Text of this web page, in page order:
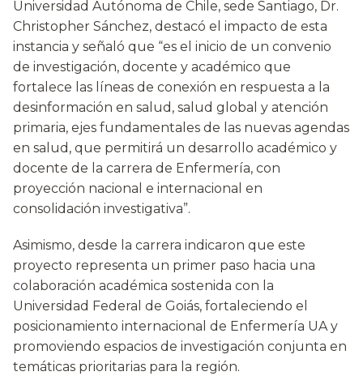
Universidad Autónoma de Chile, sede Santiago, Dr.
Christopher Sánchez, destacó el impacto de esta
instancia y señaló que “es el inicio de un convenio
de investigación, docente y académico que
fortalece las líneas de conexión en respuesta a la
desinformación en salud, salud global y atención
primaria, ejes fundamentales de las nuevas agendas
en salud, que permitirá un desarrollo académico y
docente de la carrera de Enfermería, con
proyección nacional e internacional en
consolidación investigativa”.
Asimismo, desde la carrera indicaron que este
proyecto representa un primer paso hacia una
colaboración académica sostenida con la
Universidad Federal de Goiás, fortaleciendo el
posicionamiento internacional de Enfermería UA y
promoviendo espacios de investigación conjunta en
temáticas prioritarias para la región.